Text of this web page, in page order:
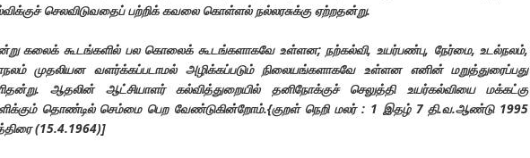
செலவிடுவதைப் பற்றிக் கவலை கொள்ளல் நல்லரசுக்கு ஏற்றதன்று.
கலைக் கூடங்களில் பல கொலைக் கூடங்களாகவே உள்ளன; நற்கல்வி, உயர்பண்பு, நேர்மை, உடல்நலம்,
முதலியன வளர்க்கப்படாமல் அழிக்கப்படும் நிலையங்களாகவே உள்ளன எனின் மறுத்துரைப்பது
ஆதலின் ஆட்சியாளர் கல்வித்துறையில் தனிநோக்குச் செலுத்தி உயர்கல்வியை மக்கட்கு
தொண்டில் செம்மை பெற வேண்டுகின்றோம்.{குறள் நெறி மலர் : 1 இதழ் 7 தி.வ.ஆண்டு 1995
(15.4.1964)]